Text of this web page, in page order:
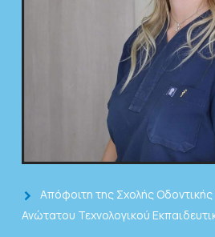
Απόφοιτη της Σχολής Οδοντικής
Ανώτατου Τεχνολογικού